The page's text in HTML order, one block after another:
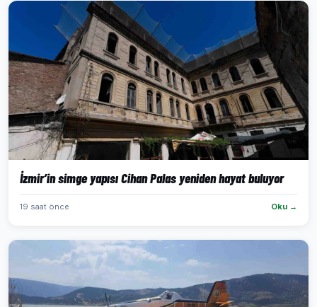
İzmir’in simge yapısı Cihan Palas yeniden hayat buluyor
19 saat önce Oku →